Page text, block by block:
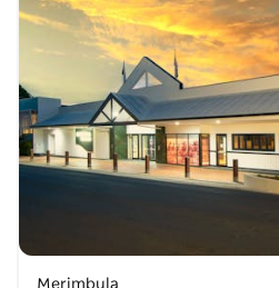
Merimbula